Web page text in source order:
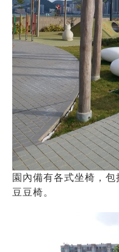
園內備有各式坐椅，
豆豆椅。